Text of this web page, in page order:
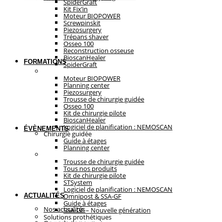
SpiderGraft
Moteur BIOPOWER
Piezosurgery
Osseo 100
BioscanHealer
Chirurgie guidée
Planning center
Trousse de chirurgie guidée
Kit de chirurgie pilote
Logiciel de planification : NEMOSCAN
Guide à étages
Solutions prothétiques
Tous nos produits
STSystem
Omnipost & SSA-GF
SSA-GF – Nouvelle génération
FORMATIONS
ÉVÈNEMENTS
ACTUALITÉS
Nos actualités
Kit Fix’in
Screwpinskit
Trépans shaver
Reconstruction osseuse
SpiderGraft
Moteur BIOPOWER
Piezosurgery
Osseo 100
BioscanHealer
Chirurgie guidée
Planning center
Trousse de chirurgie guidée
Kit de chirurgie pilote
Logiciel de planification : NEMOSCAN
Guide à étages
Solutions prothétiques